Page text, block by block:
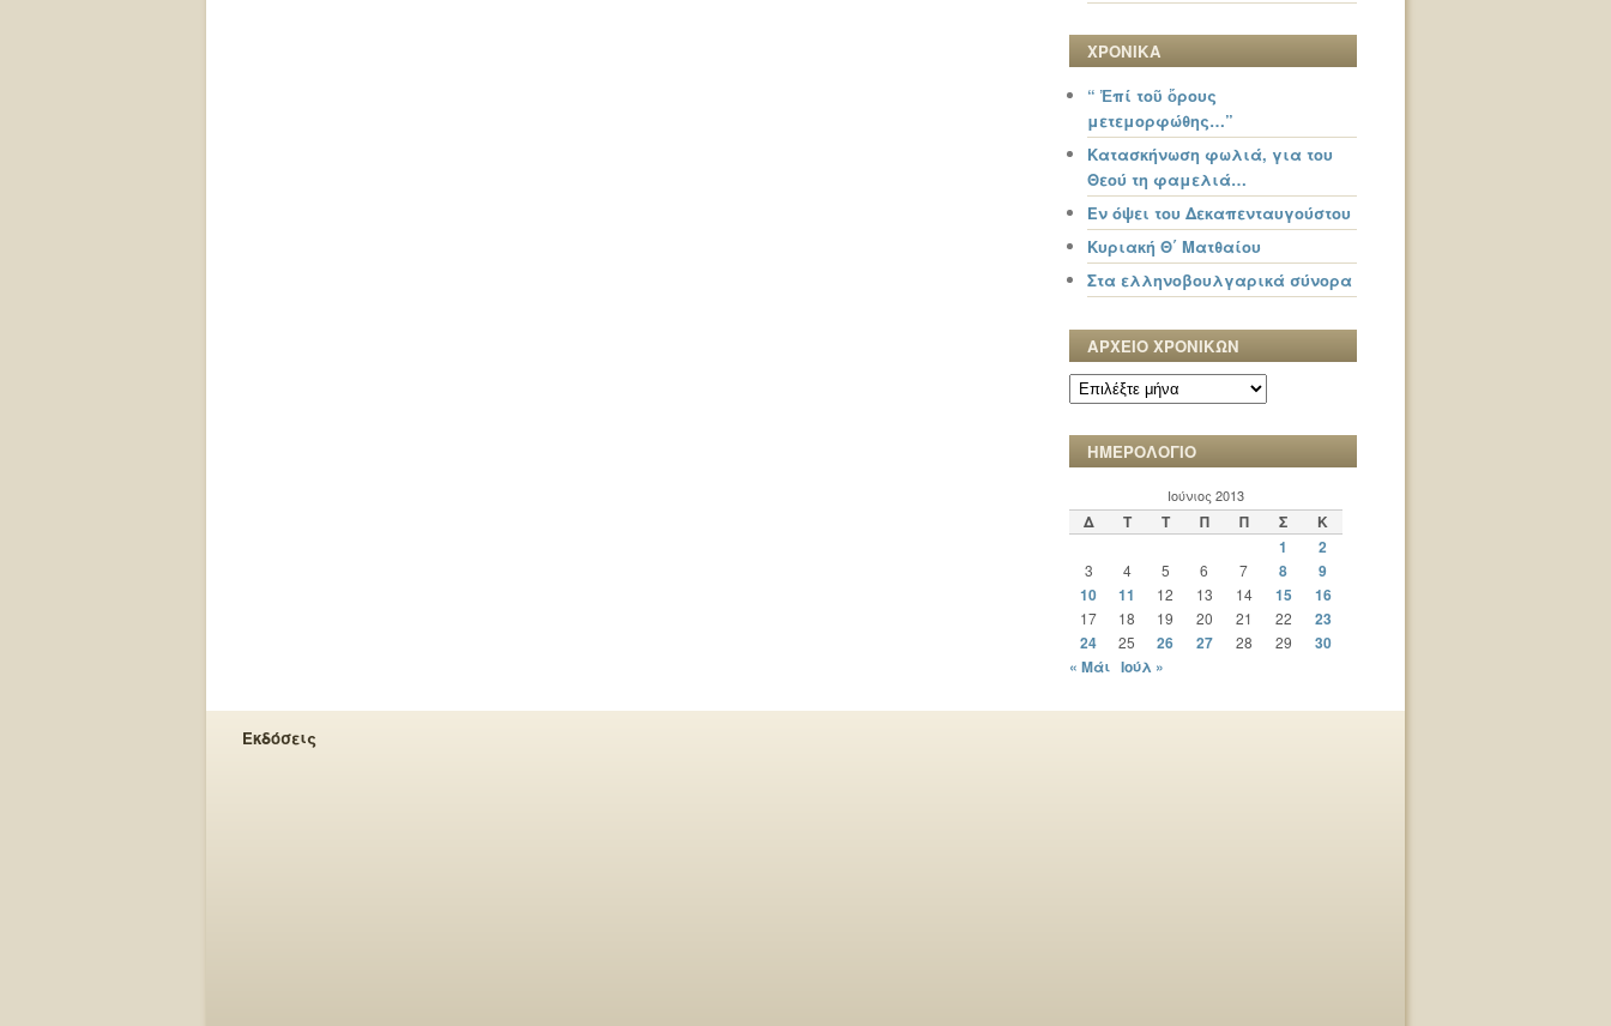
ΧΡΟΝΙΚΑ
“ Ἐπί τοῦ ὄρους
μετεμορφώθης…”
Κατασκήνωση φωλιά, για του
Θεού τη φαμελιά…
Εν όψει του Δεκαπενταυγούστου
Κυριακή Θ΄ Ματθαίου
Στα ελληνοβουλγαρικά σύνορα
ΑΡΧΕΙΟ ΧΡΟΝΙΚΩΝ
ΑΡΧΕΙΟ
ΧΡΟΝΙΚΩΝ
ΗΜΕΡΟΛΟΓΙΟ
Ιούνιος 2013
Δ Τ Τ Π Π Σ
Κ
1
2
3 4 5 6 7 8
9
10
11 12 13 14 15 16
17 18 19 20 21 22
23
24
25 26 27 28 29
30
« Μάι Ιούλ »
Εκδόσεις